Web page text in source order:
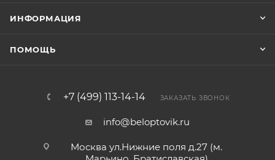
ИНФОРМАЦИЯ
ПОМОЩЬ
+7 (499) 113-14-14 ЗАКАЗАТЬ ЗВОНОК
info@beloptovik.ru
Москва ул.Нижние поля д.27 (м.